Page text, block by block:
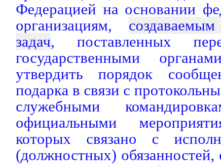
Федерацией на основании
организациям,
задач, поставленных
государственными
утвердить порядок
подарка в связи с
служебными
официальными
которых связано с
(должностных) обязанностей,